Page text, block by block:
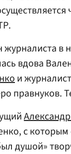
в
вдова
и
правнуков.
с которым
душой»